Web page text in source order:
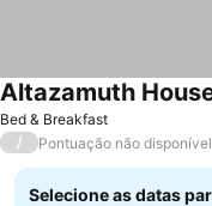
Bed & Breakfast
Altazamuth
/ Pontuação não disponível
Selecione as datas